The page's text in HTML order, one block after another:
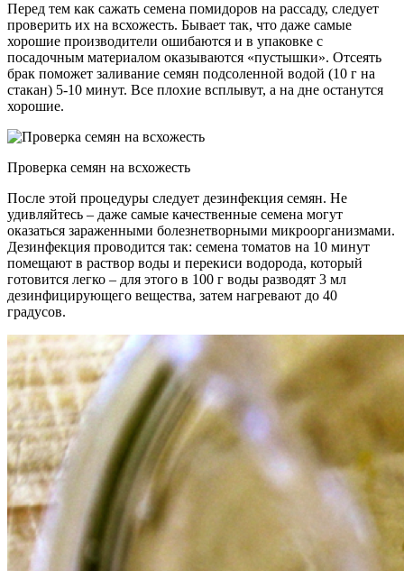
Перед тем как сажать семена помидоров на рассаду, следует
проверить их на всхожесть. Бывает так, что даже самые
хорошие производители ошибаются и в упаковке с
посадочным материалом оказываются «пустышки». Отсеять
брак поможет заливание семян подсоленной водой (10 г на
стакан) 5-10 минут. Все плохие всплывут, а на дне останутся
хорошие.
Проверка семян на всхожесть
После этой процедуры следует дезинфекция семян. Не
удивляйтесь – даже самые качественные семена могут
оказаться зараженными болезнетворными микроорганизмами.
Дезинфекция проводится так: семена томатов на 10 минут
помещают в раствор воды и перекиси водорода, который
готовится легко – для этого в 100 г воды разводят 3 мл
дезинфицирующего вещества, затем нагревают до 40
градусов.